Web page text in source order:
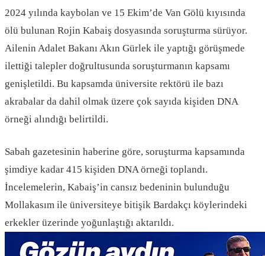
2024 yılında kaybolan ve 15 Ekim’de Van Gölü kıyısında
ölü bulunan Rojin Kabaiş dosyasında soruşturma sürüyor.
Ailenin Adalet Bakanı Akın Gürlek ile yaptığı görüşmede
ilettiği talepler doğrultusunda soruşturmanın kapsamı
genişletildi. Bu kapsamda üniversite rektörü ile bazı
akrabalar da dahil olmak üzere çok sayıda kişiden DNA
örneği alındığı belirtildi.
Sabah gazetesinin haberine göre, soruşturma kapsamında
şimdiye kadar 415 kişiden DNA örneği toplandı.
İncelemelerin, Kabaiş’in cansız bedeninin bulunduğu
Mollakasım ile üniversiteye bitişik Bardakçı köylerindeki
erkekler üzerinde yoğunlaştığı aktarıldı.